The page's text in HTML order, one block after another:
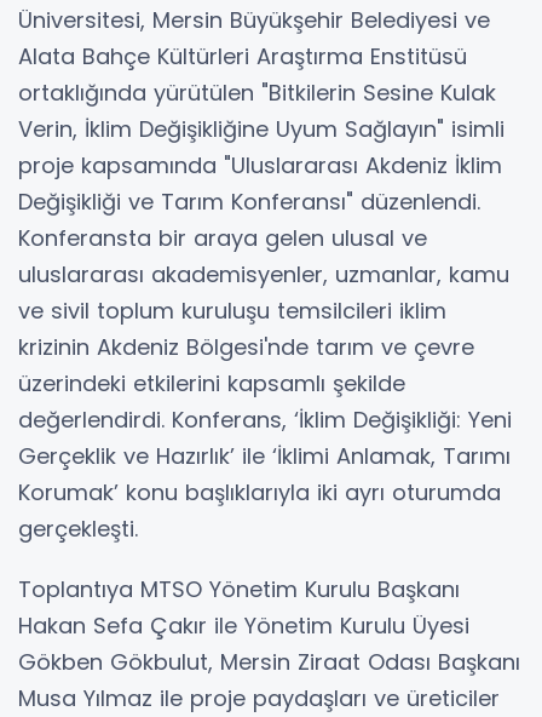
Üniversitesi, Mersin Büyükşehir Belediyesi ve
Alata Bahçe Kültürleri Araştırma Enstitüsü
ortaklığında yürütülen "Bitkilerin Sesine Kulak
Verin, İklim Değişikliğine Uyum Sağlayın" isimli
proje kapsamında "Uluslararası Akdeniz İklim
Değişikliği ve Tarım Konferansı" düzenlendi.
Konferansta bir araya gelen ulusal ve
uluslararası akademisyenler, uzmanlar, kamu
ve sivil toplum kuruluşu temsilcileri iklim
krizinin Akdeniz Bölgesi'nde tarım ve çevre
üzerindeki etkilerini kapsamlı şekilde
değerlendirdi. Konferans, ‘İklim Değişikliği: Yeni
Gerçeklik ve Hazırlık’ ile ‘İklimi Anlamak, Tarımı
Korumak’ konu başlıklarıyla iki ayrı oturumda
gerçekleşti.
Toplantıya MTSO Yönetim Kurulu Başkanı
Hakan Sefa Çakır ile Yönetim Kurulu Üyesi
Gökben Gökbulut, Mersin Ziraat Odası Başkanı
Musa Yılmaz ile proje paydaşları ve üreticiler